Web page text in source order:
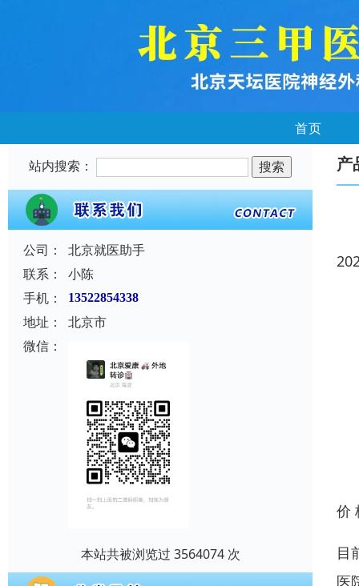
首页
站内搜索：
公司：
北京就医助手
联系：
小陈
手机：
13522854338
地址：
北京市
微信：
本站共被浏览过 3564074 次
产
价
目
医